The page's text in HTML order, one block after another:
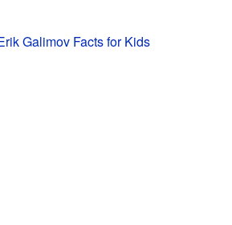
Galimov Facts for Kids